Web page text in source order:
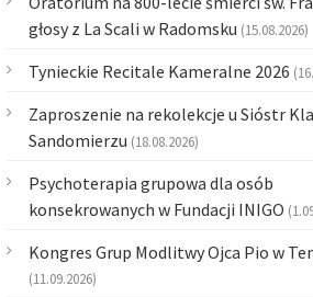
głosy z La Scali w Radomsku (15.08.2026)
Tynieckie Recitale Kameralne 2026
Zaproszenie na rekolekcje u Sióstr
Sandomierzu (18.08.2026)
Psychoterapia grupowa dla osób
konsekrowanych w Fundacji INIGO
Kongres Grup Modlitwy Ojca Pio w
(11.09.2026)